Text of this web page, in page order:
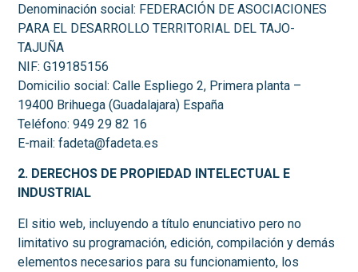
Denominación social: FEDERACIÓN DE ASOCIACIONES
PARA EL DESARROLLO TERRITORIAL DEL TAJO-
TAJUÑA
NIF: G19185156
Domicilio social: Calle Espliego 2, Primera planta –
19400 Brihuega (Guadalajara) España
Teléfono: 949 29 82 16
E-mail: fadeta@fadeta.es
2. DERECHOS DE PROPIEDAD INTELECTUAL E
INDUSTRIAL
El sitio web, incluyendo a título enunciativo pero no
limitativo su programación, edición, compilación y demás
elementos necesarios para su funcionamiento, los